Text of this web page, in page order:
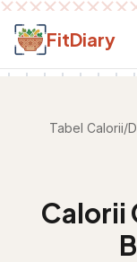
Salt la conținut
FitDiary
Tabel Calorii/
Calorii